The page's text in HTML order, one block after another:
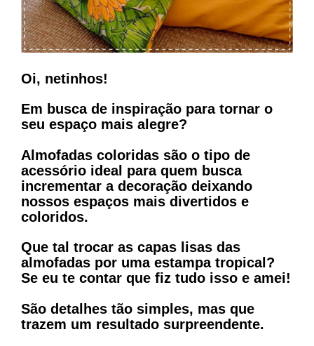
Oi, netinhos!⠀ ⠀
Em busca de inspiração para tornar o
seu espaço mais alegre?
Almofadas coloridas são o tipo de
acessório ideal para quem busca
incrementar a decoração deixando
nossos espaços mais divertidos e
coloridos.⠀ ⠀
Que tal trocar as capas lisas das
almofadas por uma estampa tropical?
Se eu te contar que fiz tudo isso e amei!
São detalhes tão simples, mas que
trazem um resultado surpreendente.⠀ ⠀